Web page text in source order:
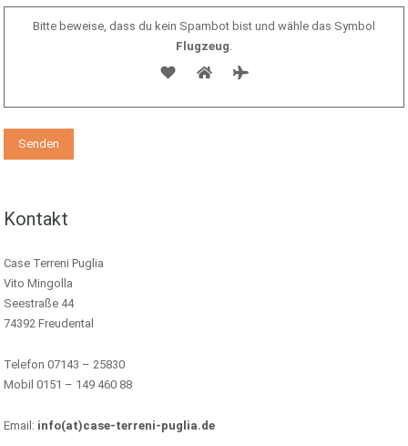
Bitte beweise, dass du kein Spambot bist und wähle das Symbol
Flugzeug.
Kontakt
Case Terreni Puglia
Vito Mingolla
Seestraße 44
74392 Freudental
Telefon 07143 – 25830
Mobil 0151 – 149 460 88
Email: info(at)case-terreni-puglia.de